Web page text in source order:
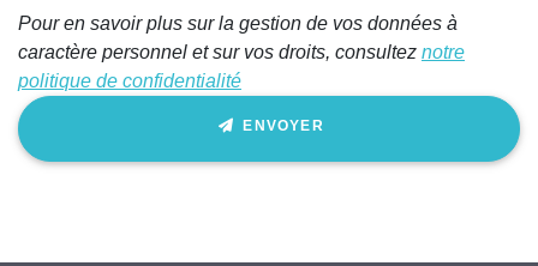
Pour en savoir plus sur la gestion de vos données à
caractère personnel et sur vos droits, consultez notre
politique de confidentialité
ENVOYER